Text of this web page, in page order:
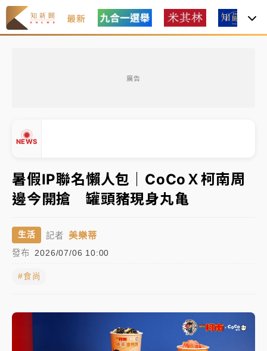
最新
廣告
NEWS
中信慈善基金會想增加董事人數！辜仲諒向法院聲請遭
駁 理由曝光
故宮《龍藏經》特展第2檔！今線上預約開賣一度塞車
周六起展出延長至晚上7時
台東農業處長涉圖利渡假村！東檢抗告成功 今重開羈
父親節泡湯了！中颱白海豚雨彈轟3天 「紅到發紫」降
雨熱區曝
暑假過三周才推「E宿新北打卡趣」！抽獎程序複雜 觀
暑假IP聯名懶人包｜CoCoＸ柯南周
邊今開搶 罐頭豬現身丸亀
生活 記者 美樂蒂
發布 2026/07/06 10:00
#食尚